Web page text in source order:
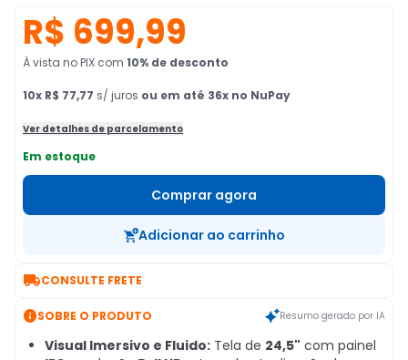
R$ 699,99
À vista no PIX com 10% de desconto
10x R$ 77,77 s/ juros ou em até 36x no NuPay
Ver detalhes de parcelamento
Em estoque
Comprar agora
Adicionar ao carrinho
CONSULTE FRETE
SOBRE O PRODUTO Resumo gerado por IA
Visual Imersivo e Fluido: Tela de 24,5" com painel